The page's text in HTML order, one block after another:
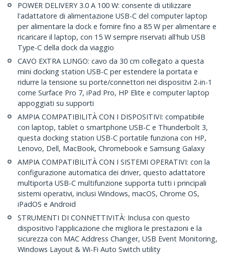
POWER DELIVERY 3.0 A 100 W: consente di utilizzare
l'adattatore di alimentazione USB-C del computer laptop
per alimentare la dock e fornire fino a 85 W per alimentare e
ricaricare il laptop, con 15 W sempre riservati all'hub USB
Type-C della dock da viaggio
CAVO EXTRA LUNGO: cavo da 30 cm collegato a questa
mini docking station USB-C per estendere la portata e
ridurre la tensione su porte/connettori nei dispositivi 2-in-1
come Surface Pro 7, iPad Pro, HP Elite e computer laptop
appoggiati su supporti
AMPIA COMPATIBILITÀ CON I DISPOSITIVI: compatibile
con laptop, tablet o smartphone USB-C e Thunderbolt 3,
questa docking station USB-C portatile funziona con HP,
Lenovo, Dell, MacBook, Chromebook e Samsung Galaxy
AMPIA COMPATIBILITÀ CON I SISTEMI OPERATIVI: con la
configurazione automatica dei driver, questo adattatore
multiporta USB-C multifunzione supporta tutti i principali
sistemi operativi, inclusi Windows, macOS, Chrome OS,
iPadOS e Android
STRUMENTI DI CONNETTIVITÀ: Inclusa con questo
dispositivo l'applicazione che migliora le prestazioni e la
sicurezza con MAC Address Changer, USB Event Monitoring,
Windows Layout & Wi-Fi Auto Switch utility